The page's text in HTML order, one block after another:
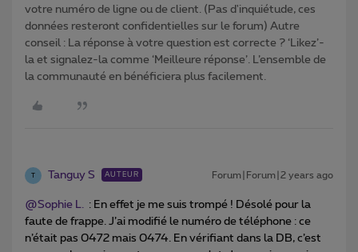
votre numéro de ligne ou de client. (Pas d'inquiétude, ces
données resteront confidentielles sur le forum) Autre
conseil : La réponse à votre question est correcte ? ‘Likez’-
la et signalez-la comme ‘Meilleure réponse’. L’ensemble de
la communauté en bénéficiera plus facilement.
T Tanguy S AUTEUR Forum|Forum|2 years ago
@Sophie L. : En effet je me suis trompé ! Désolé pour la
faute de frappe. J’ai modifié le numéro de téléphone : ce
n’était pas 0472 mais 0474. En vérifiant dans la DB, c’est